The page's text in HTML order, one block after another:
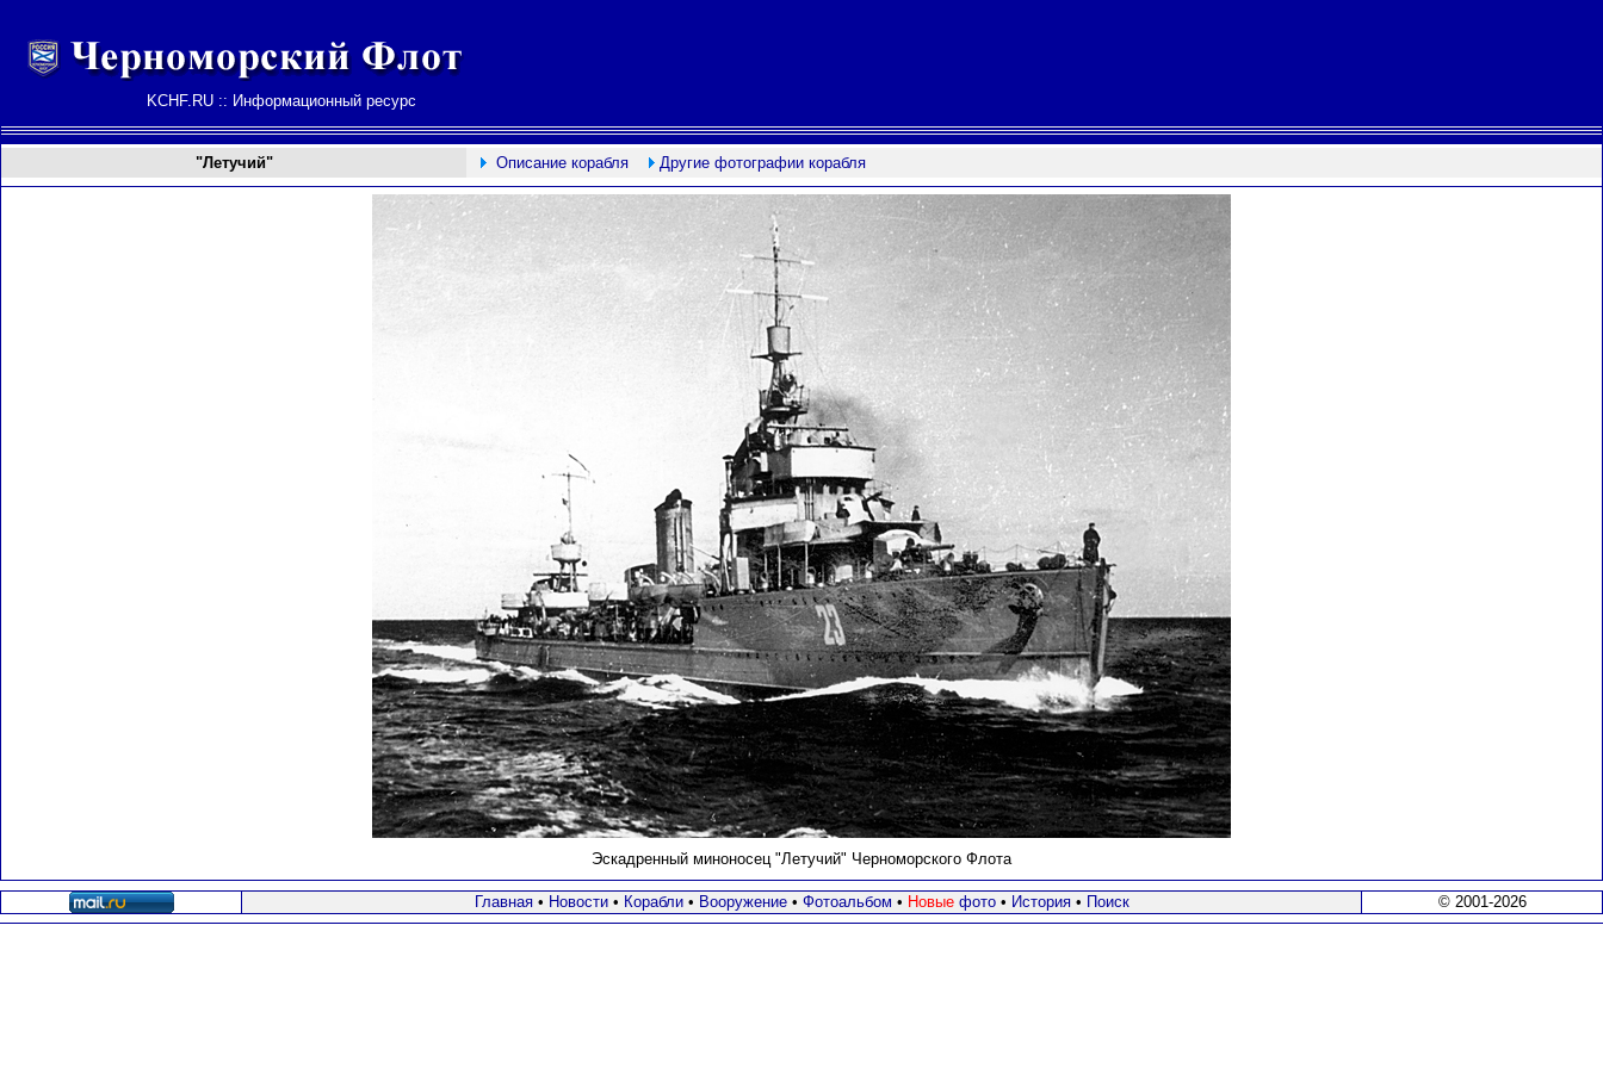
KCHF.RU :: Информационный ресурс
"Летучий" Описание корабля Другие фотографии корабля
Эскадренный миноносец "Летучий" Черноморского Флота
Главная• Новости• Корабли• Вооружение • Фотоальбом • Новыефото • История• Поиск © 2001-2026